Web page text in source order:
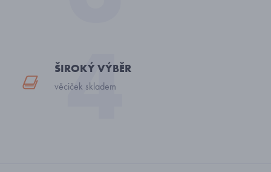
ŠIROKÝ VÝBĚR
věciček skladem